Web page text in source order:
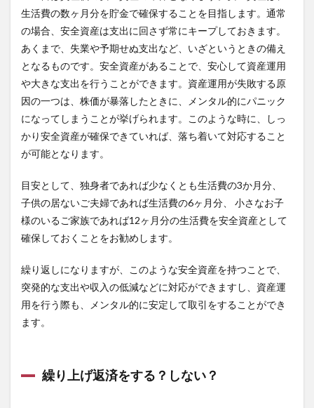
生活費の数ヶ月分を貯金で確保することを目指します。通常
の場合、安全資産は支出に回さず常にキープしておきます。
あくまで、失業や予期せぬ支出など、いざというときの備え
となるものです。安全資産があることで、安心して資産運用
や大きな支出を行うことができます。資産運用が失敗する原
因の一つは、株価が暴落したときに、メンタル的にパニック
になってしまうことが挙げられます。このような時に、しっ
かり安全資産が確保できていれば、落ち着いて対応すること
が可能となります。
目安として、独身者であれば少なくとも生活費の3か月分、
子供の居ないご夫婦であれば生活費の6ヶ月分、 小さなお子
様のいるご家族であれば12ヶ月分の生活費を安全資産として
確保しておくことをお勧めします。
繰り返しになりますが、このような安全資産を持つことで、
突発的な支出や収入の低減などに対応ができますし、資産運
用を行う際も、メンタル的に安定して取引をすることができ
ます。
繰り上げ返済をする？しない？